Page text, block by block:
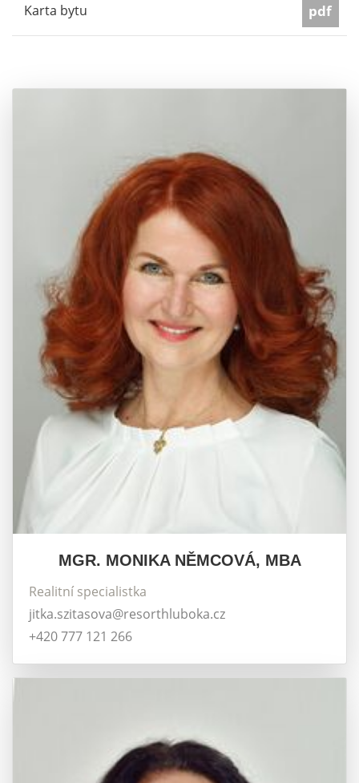
Karta bytu pdf
MGR. MONIKA NĚMCOVÁ, MBA
Realitní specialistka
jitka.szitasova@resorthluboka.cz
+420 777 121 266